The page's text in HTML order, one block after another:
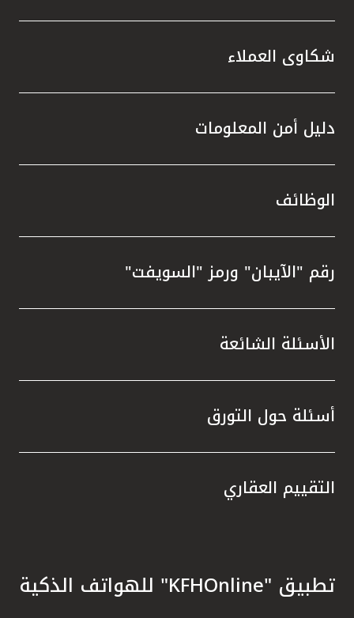
شكاوى العملاء
دليل أمن المعلومات
الوظائف
رقم "الآيبان" ورمز "السويفت"
الأسئلة الشائعة
أسئلة حول التورق
التقييم العقاري
تطبيق "KFHOnline" للهواتف الذكية